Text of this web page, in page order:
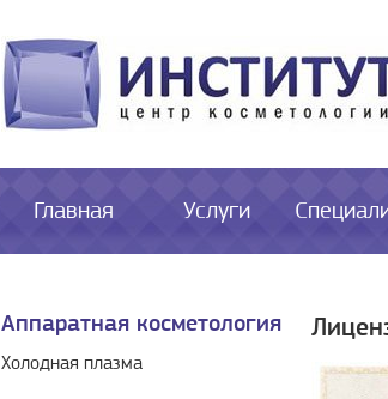
Главная Услуги
Аппаратная косметология
Холодная плазма